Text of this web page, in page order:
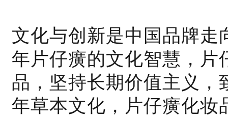
文化与创新是中国品牌走
年片仔癀的文化智慧，片
品，坚持长期价值主义，
年草本文化，片仔癀化妆